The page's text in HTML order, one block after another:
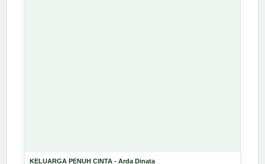
KELUARGA PENUH CINTA - Arda Dinata